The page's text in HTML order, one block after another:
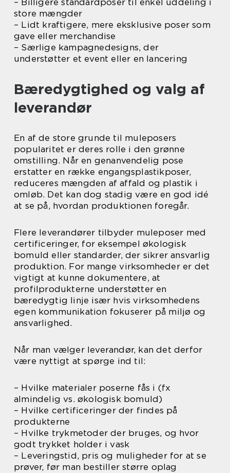
– Billigere standardposer til enkel uddeling i
store mængder
– Lidt kraftigere, mere eksklusive poser som
gave eller merchandise
– Særlige kampagnedesigns, der
understøtter et event eller en lancering
Bæredygtighed og valg af
leverandør
En af de store grunde til muleposers
popularitet er deres rolle i den grønne
omstilling. Når en genanvendelig pose
erstatter en række engangsplastikposer,
reduceres mængden af affald og plastik i
omløb. Det kan dog stadig være en god idé
at se på, hvordan produktionen foregår.
Flere leverandører tilbyder muleposer med
certificeringer, for eksempel økologisk
bomuld eller standarder, der sikrer ansvarlig
produktion. For mange virksomheder er det
vigtigt at kunne dokumentere, at
profilprodukterne understøtter en
bæredygtig linje især hvis virksomhedens
egen kommunikation fokuserer på miljø og
ansvarlighed.
Når man vælger leverandør, kan det derfor
være nyttigt at spørge ind til:
– Hvilke materialer poserne fås i (fx
almindelig vs. økologisk bomuld)
– Hvilke certificeringer der findes på
produkterne
– Hvilke trykmetoder der bruges, og hvor
godt trykket holder i vask
– Leveringstid, pris og muligheder for at se
prøver, før man bestiller større oplag